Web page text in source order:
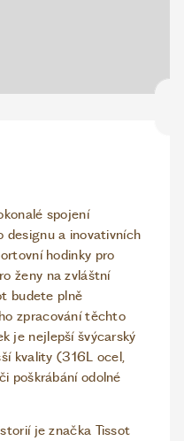
spojení
designu a inovativních
hodinky pro
ženy na zvláštní
budete plně
zpracování těchto
je nejlepší švýcarský
kvality (316L ocel,
poškrábání odolné
je značka Tissot